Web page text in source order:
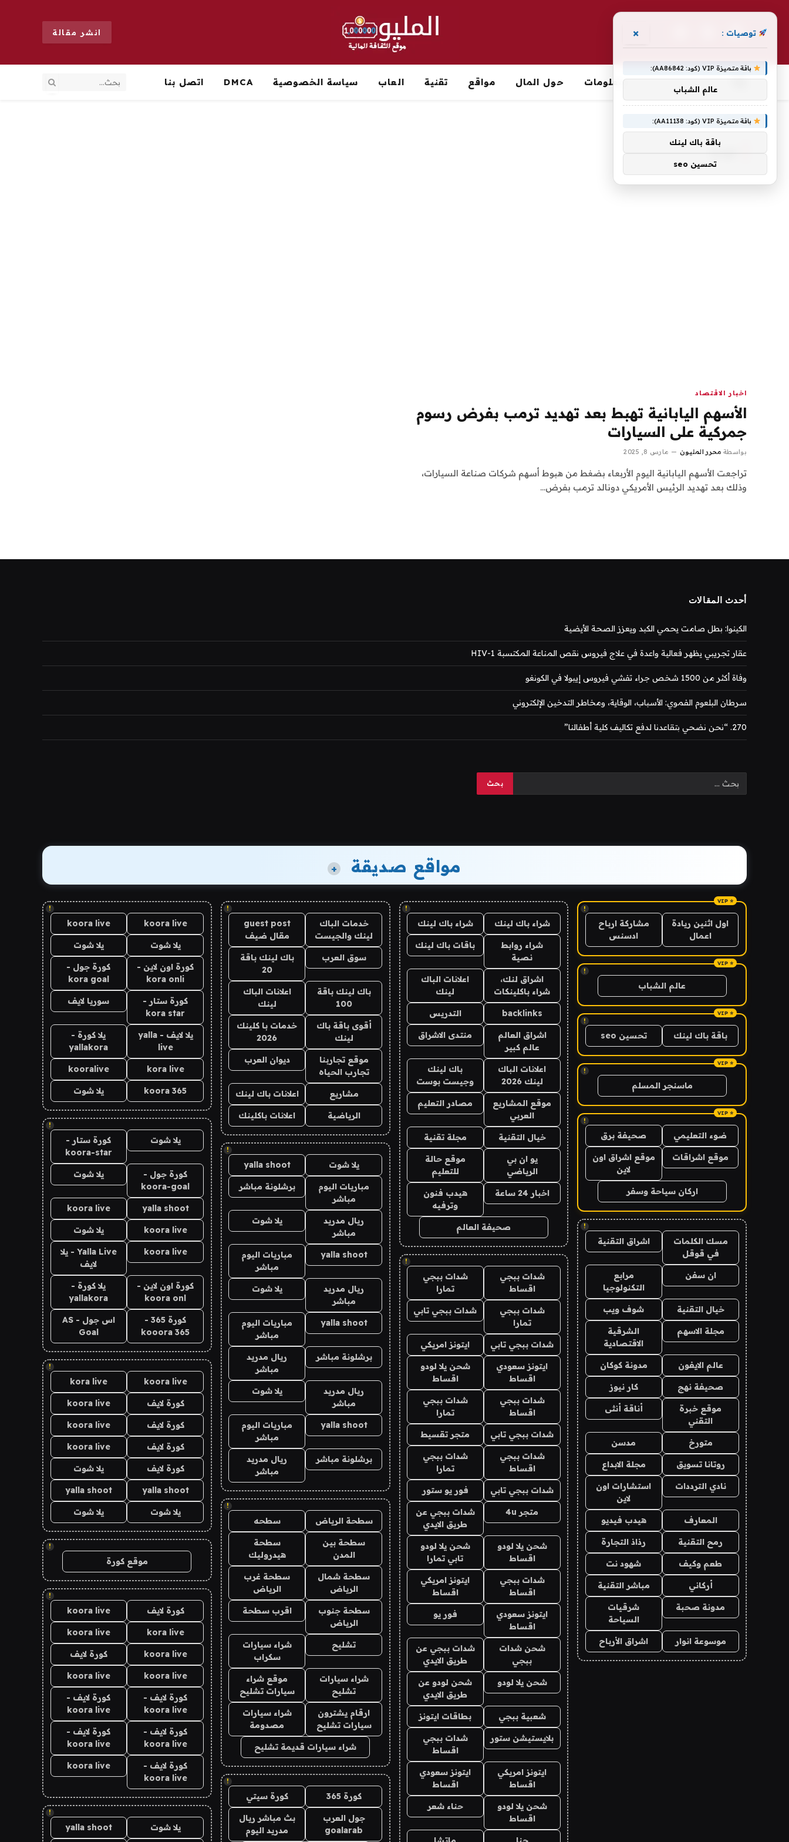
فيسبوك
(Twitter)
انشر مقالة
معلومات حول المال مواقع تقنية العاب سياسة الخصوصية DMCA اتصل بنا
تهديد
اخبار الاقتصاد
الأسهم اليابانية تهبط بعد تهديد ترمب بفرض رسوم
جمركية على السيارات
بواسطة محرر المليون مارس 8, 2025
تراجعت الأسهم اليابانية اليوم الأربعاء بضغط من هبوط أسهم شركات صناعة السيارات،
وذلك بعد تهديد الرئيس الأمريكي دونالد ترمب بفرض…
أحدث المقالات
الكينوا: بطل صامت يحمي الكبد ويعزز الصحة الأيضية
عقار تجريبي يظهر فعالية واعدة في علاج فيروس نقص المناعة المكتسبة HIV-1
وفاة أكثر من 1500 شخص جراء تفشي فيروس إيبولا في الكونغو
سرطان البلعوم الفموي: الأسباب، الوقاية، ومخاطر التدخين الإلكتروني
270. “نحن نضحي بتقاعدنا لدفع تكاليف كلية أطفالنا”
مواقع صديقة +
!
اول اثنين ريادة
اعمال
مشاركة ارباح
ادسنس
!
عالم الشباب
!
باقة باك لينك تحسين seo
!
ماسنجر المسلم
!
ضوء التعليمي صحيفة برق
موقع اشراقات
موقع اشراق اون
لاين
اركان سياحة وسفر
!
مسك الكلمات
في قوقل
اشراق التقنية
ان سفن
مرابع
التكنولوجيا
خيال التقنية شوف ويب
مجلة الاسهم
الشرقية
الاقتصادية
عالم الايفون مدونة كوكان
صحيفة نهج كار نيوز
موقع خبرة
التقني
أناقة أنثى
متورخ مدسن
روتانا تسويق مجلة الابداع
نادي الترددات
استشارات اون
لاين
المعارف هيدب فيديو
رمح التقنية رذاذ التجارة
طعم وكيف شهود نت
أركاني مباشر التقنية
مدونة صحبة
شرقيات
السياحة
موسوعة انوار اشراق الأرباح
!
شراء باك لينك شراء باك لينك
شراء روابط
نصية
باقات باك لينك
اشراق لنك،
شراء باكلينكات
اعلانات الباك
لينك
backlinks التدريس
اشراق العالم
عالم كبير
منتدى الاشراق
اعلانات الباك
لينك 2026
باك لينك
وجيست بوست
موقع المشاريع
العربي
مصادر التعليم
خيال التقنية مجلة تقنية
يو ان بي
الرياضي
موقع حالة
للتعليم
اخبار 24 ساعة
هيدب فنون
وترفيه
صحيفة العالم
!
شدات ببجي
اقساط
شدات ببجي
تمارا
شدات ببجي
تمارا
شدات ببجي تابي
شدات ببجي تابي ايتونز امريكي
ايتونز سعودي
اقساط
شحن يلا لودو
اقساط
شدات ببجي
اقساط
شدات ببجي
تمارا
شدات ببجي تابي متجر تقسيط
شدات ببجي
اقساط
شدات ببجي
تمارا
شدات ببجي تابي فور يو ستور
متجر 4u
شدات ببجي عن
طريق الايدي
شحن يلا لودو
اقساط
شحن يلا لودو
تابي تمارا
شدات ببجي
اقساط
ايتونز امريكي
اقساط
ايتونز سعودي
اقساط
فور يو
شحن شدات
ببجي
شدات ببجي عن
طريق الايدي
شحن يلا لودو
شحن لودو عن
طريق الايدي
شعبية ببجي بطاقات ايتونز
بلايستيشن ستور
شدات ببجي
اقساط
ايتونز امريكي
اقساط
ايتونز سعودي
اقساط
شحن يلا لودو
اقساط
حناء شعر
!
خدمات الباك
لينك والجيست
guest post
مقال ضيف
سوق العرب
باك لينك باقة
20
باك لينك باقة
100
اعلانات الباك
لينك
أقوى باقة باك
لينك
خدمات با كلينك
2026
موقع تجاربنا
تجارب الحياه
ديوان العرب
مشاريع اعلانات باك لينك
الرياضية اعلانات باكلينك
!
يلا شوت yalla shoot
مباريات اليوم
مباشر
برشلونة مباشر
ريال مدريد
مباشر
يلا شوت
yalla shoot
مباريات اليوم
مباشر
ريال مدريد
مباشر
يلا شوت
yalla shoot
مباريات اليوم
مباشر
برشلونة مباشر
ريال مدريد
مباشر
ريال مدريد
مباشر
يلا شوت
yalla shoot
مباريات اليوم
مباشر
برشلونة مباشر
ريال مدريد
مباشر
!
سطحة الرياض سطحه
سطحة بين
المدن
سطحة
هيدروليك
سطحة شمال
الرياض
سطحة غرب
الرياض
سطحة جنوب
الرياض
اقرب سطحة
تشليح
شراء سيارات
سكراب
شراء سيارات
تشليح
موقع شراء
سيارات تشليح
ارقام يشترون
سيارات تشليح
شراء سيارات
مصدومة
شراء سيارات قديمة تشليح
!
كورة 365 كورة سيتي
جول العرب
goalarab
بث مباشر ريال
مدريد اليوم
!
koora live
koora live
يلا شوت يلا شوت
كورة اون لاين -
kora onli
كورة جول -
kora goal
كورة ستار -
kora star
سوريا لايف
يلا لايف - yalla
live
يلا كورة -
yallakora
kora live
kooralive
koora 365 يلا شوت
!
يلا شوت
كورة ستار -
koora-star
كورة جول -
koora-goal
يلا شوت
yalla shoot
koora live
koora live يلا شوت
koora live
Yalla Live - يلا
لايف
كورة اون لاين -
koora onl
يلا كورة -
yallakora
كورة 365 -
kooora 365
اس جول - AS
Goal
!
koora live
kora live
كورة لايف koora live
كورة لايف koora live
كورة لايف koora live
كورة لايف يلا شوت
yalla shoot
yalla shoot
يلا شوت يلا شوت
!
موقع كورة
!
كورة لايف koora live
kora live
koora live
koora live كورة لايف
koora live
koora live
كورة لايف -
koora live
كورة لايف -
koora live
كورة لايف -
koora live
كورة لايف -
koora live
كورة لايف -
koora live
koora live
!
يلا شوت yalla shoot
توصيات : ×
باقة متميزة VIP (كود: AA86842):
عالم الشباب
باقة متميزة VIP (كود: AA11138):
باقة باك لينك
تحسين seo